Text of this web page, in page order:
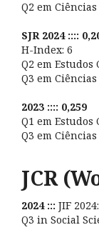
Q2 em
SJR 2024 ::::
H-Index: 6
Q2 em
Q3 em
2023 :::: 0,259
Q1 em
Q3 em
JCR
2024 ::: JIF
Q3 in Social